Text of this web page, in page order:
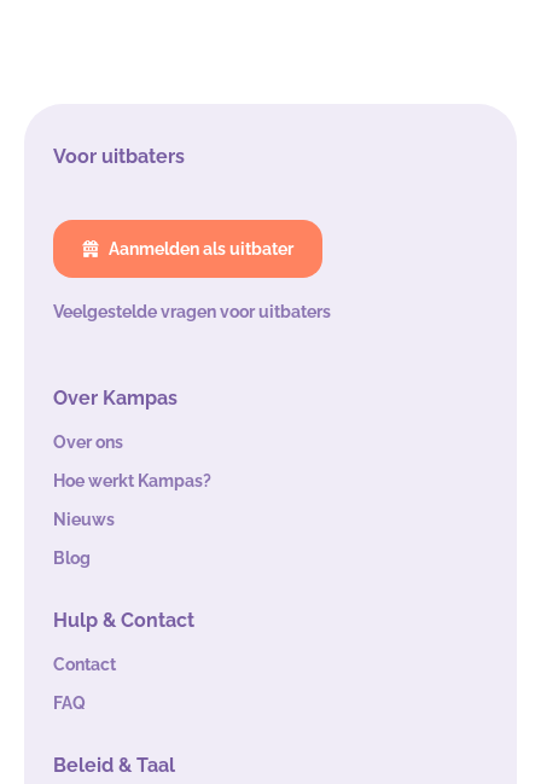
Voor uitbaters
Aanmelden als uitbater
Veelgestelde vragen voor uitbaters
Over Kampas
Over ons
Hoe werkt Kampas?
Nieuws
Blog
Hulp & Contact
Contact
FAQ
Beleid & Taal